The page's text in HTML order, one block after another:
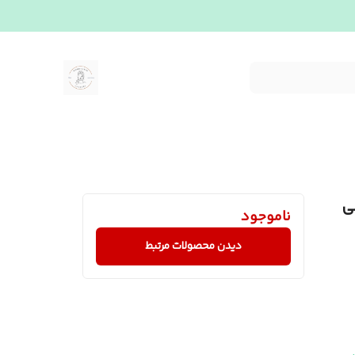
ناموجود
دیدن محصولات مرتبط